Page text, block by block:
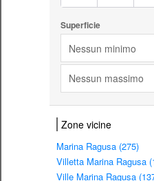
Superficie
Nessun minimo
Nessun massimo
Zone vicine
Marina Ragusa (275)
Villetta Marina Ragusa
Ville Marina Ragusa